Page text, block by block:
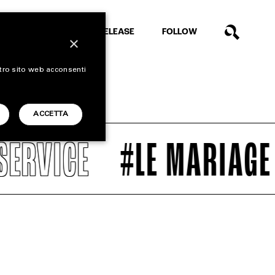
RELEASE FOLLOW
#LE MARIAGE
×
sito web acconsenti
ACCETTA